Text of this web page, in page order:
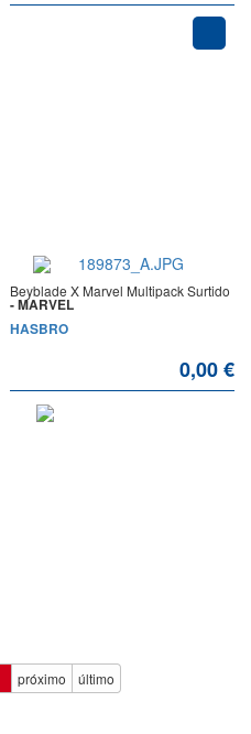
Beyblade X Marvel Multipack Surtido
- MARVEL
HASBRO
0,00 €
próximo último